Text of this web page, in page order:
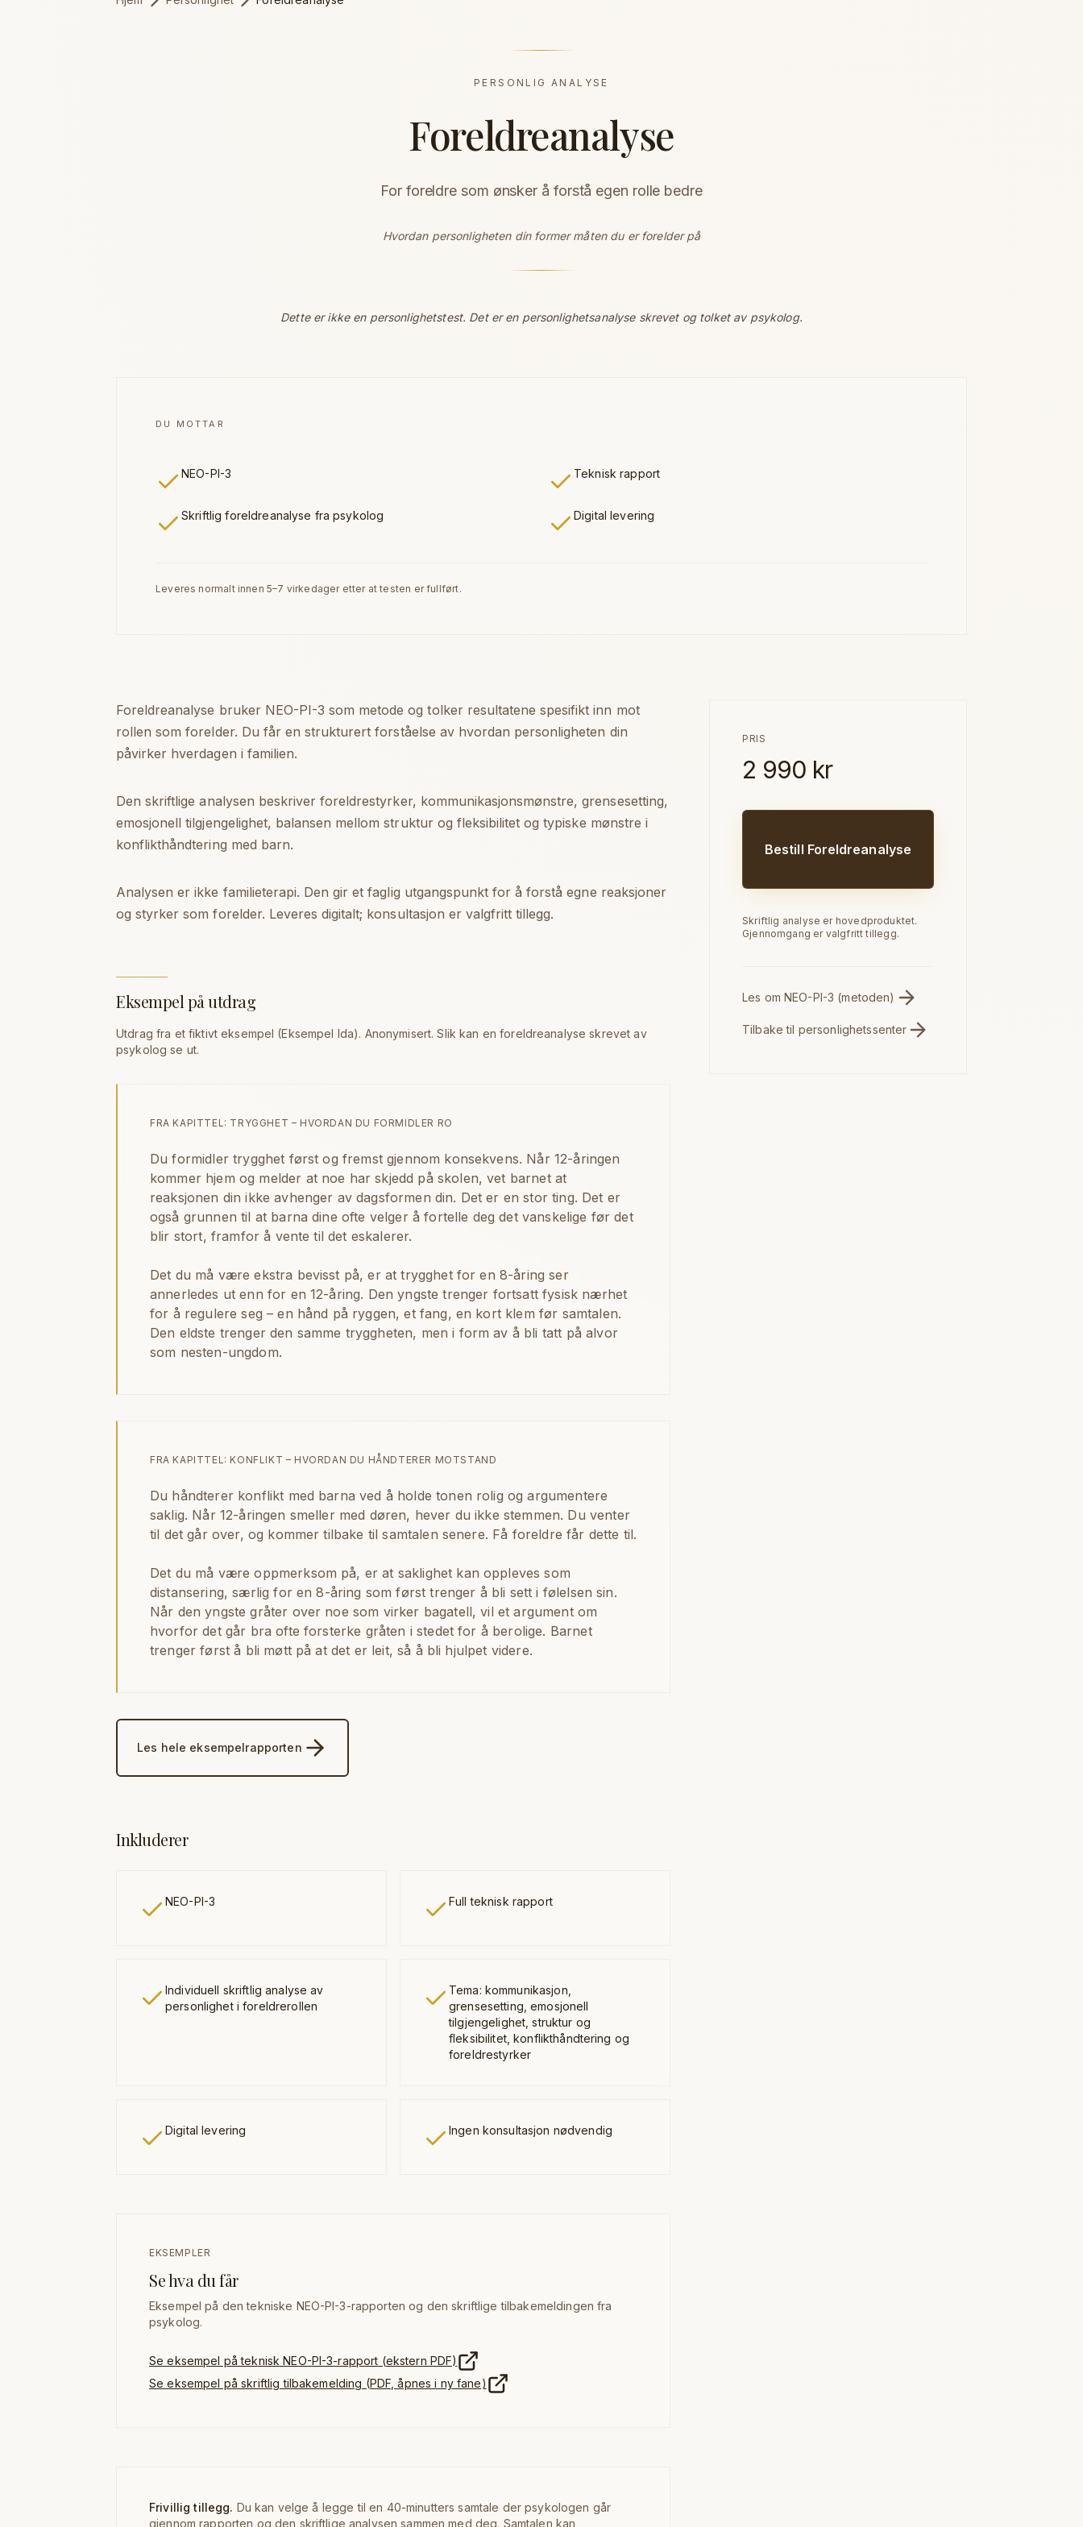
PERSONLIG ANALYSE
Foreldreanalyse
For foreldre som ønsker å forstå egen rolle bedre
Hvordan personligheten din former måten du er forelder på
Dette er ikke en personlighetstest. Det er en personlighetsanalyse skrevet og tolket av psykolog.
DU MOTTAR
NEO-PI-3 Teknisk rapport
Skriftlig foreldreanalyse fra psykolog Digital levering
Leveres normalt innen 5–7 virkedager etter at testen er fullført.
Foreldreanalyse bruker NEO-PI-3 som metode og tolker resultatene spesifikt inn mot
rollen som forelder. Du får en strukturert forståelse av hvordan personligheten din
påvirker hverdagen i familien.
Den skriftlige analysen beskriver foreldrestyrker, kommunikasjonsmønstre, grensesetting,
emosjonell tilgjengelighet, balansen mellom struktur og fleksibilitet og typiske mønstre i
konflikthåndtering med barn.
Analysen er ikke familieterapi. Den gir et faglig utgangspunkt for å forstå egne reaksjoner
og styrker som forelder. Leveres digitalt; konsultasjon er valgfritt tillegg.
Eksempel på utdrag
Utdrag fra et fiktivt eksempel (Eksempel Ida). Anonymisert. Slik kan enforeldreanalyse skrevet av
psykolog se ut.
FRA KAPITTEL: TRYGGHET – HVORDAN DU FORMIDLER RO
Du formidler trygghet først og fremst gjennom konsekvens. Når 12-åringen
kommer hjem og melder at noe har skjedd på skolen, vet barnet at
reaksjonen din ikke avhenger av dagsformen din. Det er en stor ting. Det er
også grunnen til at barna dine ofte velger å fortelle deg det vanskelige før det
blir stort, framfor å vente til det eskalerer.
Det du må være ekstra bevisst på, er at trygghet for en 8-åring ser
annerledes ut enn for en 12-åring. Den yngste trenger fortsatt fysisk nærhet
for å regulere seg – en hånd på ryggen, et fang, en kort klem før samtalen.
Den eldste trenger den samme tryggheten, men i form av å bli tatt på alvor
som nesten-ungdom.
FRA KAPITTEL: KONFLIKT – HVORDAN DU HÅNDTERER MOTSTAND
Du håndterer konflikt med barna ved å holde tonen rolig og argumentere
saklig. Når 12-åringen smeller med døren, hever du ikke stemmen. Du venter
til det går over, og kommer tilbake til samtalen senere. Få foreldre får dette til.
Det du må være oppmerksom på, er at saklighet kan oppleves som
distansering, særlig for en 8-åring som først trenger å bli sett i følelsen sin.
Når den yngste gråter over noe som virker bagatell, vil et argument om
hvorfor det går bra ofte forsterke gråten i stedet for å berolige. Barnet
trenger først å bli møtt på at det er leit, så å bli hjulpet videre.
Les hele eksempelrapporten
Inkluderer
NEO-PI-3 Full teknisk rapport
Individuell skriftlig analyse av
personlighet i foreldrerollen
Tema: kommunikasjon,
grensesetting, emosjonell
tilgjengelighet, struktur og
fleksibilitet, konflikthåndtering og
foreldrestyrker
Digital levering Ingen konsultasjon nødvendig
EKSEMPLER
Se hva du får
Eksempel på den tekniske NEO-PI-3-rapporten og den skriftlige tilbakemeldingen fra
psykolog.
Se eksempel på teknisk NEO-PI-3-rapport (ekstern PDF)
Se eksempel på skriftlig tilbakemelding (PDF, åpnes i ny fane)
Frivillig tillegg. Du kan velge å legge til en 40-minutters samtale der psykologen går
gjennom rapporten og den skriftlige analysen sammen med deg. Samtalen kan
PRIS
2 990 kr
Bestill Foreldreanalyse
Skriftlig analyse er hovedproduktet.
Gjennomgang er valgfritt tillegg.
Les om NEO-PI-3 (metoden)
Tilbake til personlighetssenter